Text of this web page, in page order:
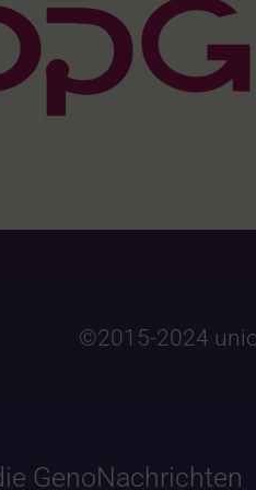
©2015-2024
GenoNachrichten